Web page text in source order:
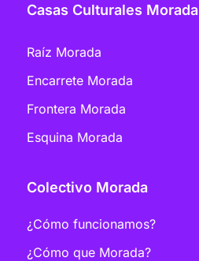
Casas Culturales Morada
Raíz Morada
Encarrete Morada
Frontera Morada
Esquina Morada
Colectivo Morada
¿Cómo funcionamos?
¿Cómo que Morada?